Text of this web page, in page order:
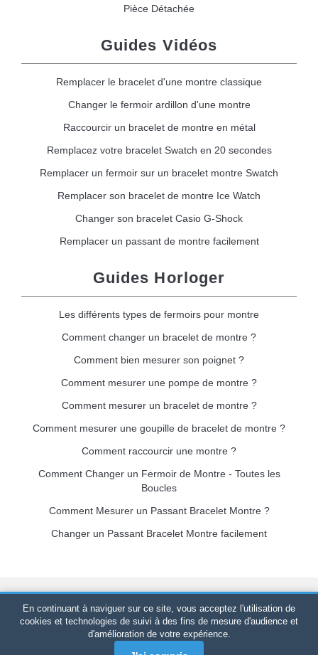
Pièce Détachée
Guides Vidéos
Remplacer le bracelet d'une montre classique
Changer le fermoir ardillon d'une montre
Raccourcir un bracelet de montre en métal
Remplacez votre bracelet Swatch en 20 secondes
Remplacer un fermoir sur un bracelet montre Swatch
Remplacer son bracelet de montre Ice Watch
Changer son bracelet Casio G-Shock
Remplacer un passant de montre facilement
Guides Horloger
Les différents types de fermoirs pour montre
Comment changer un bracelet de montre ?
Comment bien mesurer son poignet ?
Comment mesurer une pompe de montre ?
Comment mesurer un bracelet de montre ?
Comment mesurer une goupille de bracelet de montre ?
Comment raccourcir une montre ?
Comment Changer un Fermoir de Montre - Toutes les
Boucles
Comment Mesurer un Passant Bracelet Montre ?
Changer un Passant Bracelet Montre facilement
Bracelet-de-montre.com© 2026Tous droits réservés-SIRET
520 247 727 000 57 -Plateforme Juridique : BP 20075 - 31121
PORTET PDC - France Métropolitaine-Vente en ligne
uniquement
En continuant à naviguer sur ce site, vous acceptez l'utilisation de
cookies et technologies de suivi à des fins de mesure d'audience et
d'amélioration de votre expérience.